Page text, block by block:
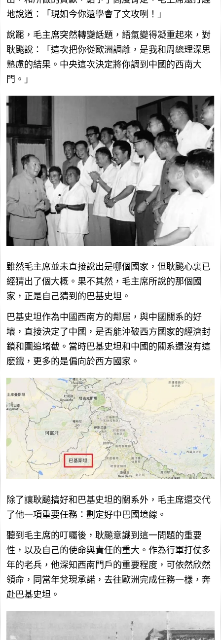
地說道：「現如今你還學會了文攻咧！」
說罷，毛主席突然轉變話題，語氣變得凝重起來，對
耿飈說：「這次把你從歐洲調離，是我和周總理深思
熟慮的結果。中央這次決定將你調到中國的西南大
門。」
雖然毛主席並未直接說出是哪個國家，但耿飈心裏已
經猜出了個大概。果不其然，毛主席所說的那個國
家，正是自己猜到的巴基史坦。
巴基史坦作為中國西南方的鄰居，與中國關系的好
壞，直接決定了中國，是否能沖破西方國家的經濟封
鎖和圍追堵截。當時巴基史坦和中國的關系還沒有這
麽鐵，更多的是偏向於西方國家。
除了讓耿飈搞好和巴基史坦的關系外，毛主席還交代
了他一項重要任務：劃定好中巴國境線。
聽到毛主席的叮囑後，耿飈意識到這一問題的重要
性，以及自己的使命與責任的重大。作為行軍打仗多
年的老兵，他深知西南門戶的重要程度，可依然欣然
領命，同當年兌現承諾，去往歐洲完成任務一樣，奔
赴巴基史坦。